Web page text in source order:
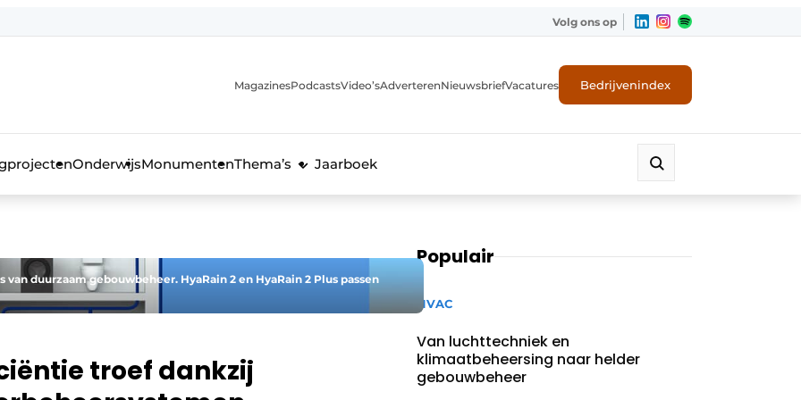
Volg ons op
MagazinesPodcastsVideo’sAdverterenNieuwsbriefVacatures Bedrijvenindex
OnderwijsMonumentenThema’s Jaarboek
duurzaam gebouwbeheer. HyaRain 2 en HyaRain 2 Plus passen
troef dankzij
Populair
HVAC
Van luchttechniek en
klimaatbeheersing naar helder
gebouwbeheer